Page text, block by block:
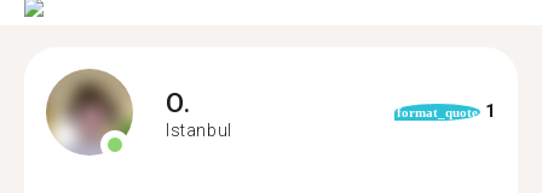
O.
Istanbul
format_quote 1